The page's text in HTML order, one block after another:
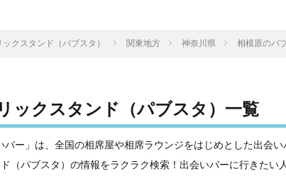
クスタンド（パブスタ） 関東地方 神奈川県 相模原のパ
ックスタンド（パブスタ）一覧
バー」は、全国の相席屋や相席ラウンジをはじめとした出会
（パブスタ）の情報をラクラク検索！出会いバーに行きたい